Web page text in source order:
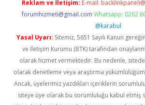
Reklam ve İletişim: E-mail:
forumhizmeti@gmail.com Whatsapp: 0262
@karabul
Yasal Uyarı: Sitemiz, 5651 Sayılı Kanun
ve İletişim Kurumu (BTK) tarafından
olarak hizmet vermektedir. Bu nedenle,
olarak denetleme veya araştırma
Ancak, üyelerimiz yazdıkları içeriklerin
siteye üye olarak bu sorumluluğu kabul etmiş